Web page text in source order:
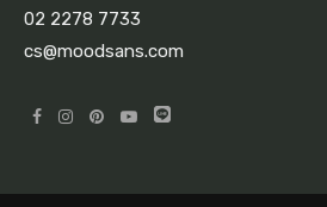
02 2278 7733
cs@moodsans.com